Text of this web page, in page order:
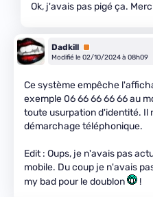
Ok, j'avais pas pigé ça.
Dadkill Premium
Modifié le 02/10/2024 à 08h09
Ce système empêche
exemple 06 66 66 66 66 au
toute usurpation d'identité. Il
démarchage téléphonique.
Edit : Oups, je n'avais pas
mobile. Du coup je n'avais
my bad pour le doublon
!